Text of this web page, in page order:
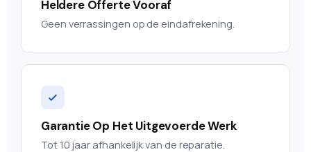
Heldere Offerte Vooraf
Geen verrassingen op de eindafrekening.
Garantie Op Het Uitgevoerde Werk
Tot 10 jaar afhankelijk van de reparatie.